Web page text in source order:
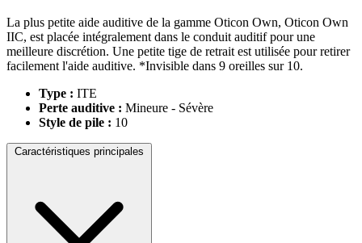
La plus petite aide auditive de la gamme Oticon Own, Oticon Own
IIC, est placée intégralement dans le conduit auditif pour une
meilleure discrétion. Une petite tige de retrait est utilisée pour retirer
facilement l'aide auditive. *Invisible dans 9 oreilles sur 10.
Type : ITE
Perte auditive : Mineure - Sévère
Style de pile : 10
Caractéristiques principales